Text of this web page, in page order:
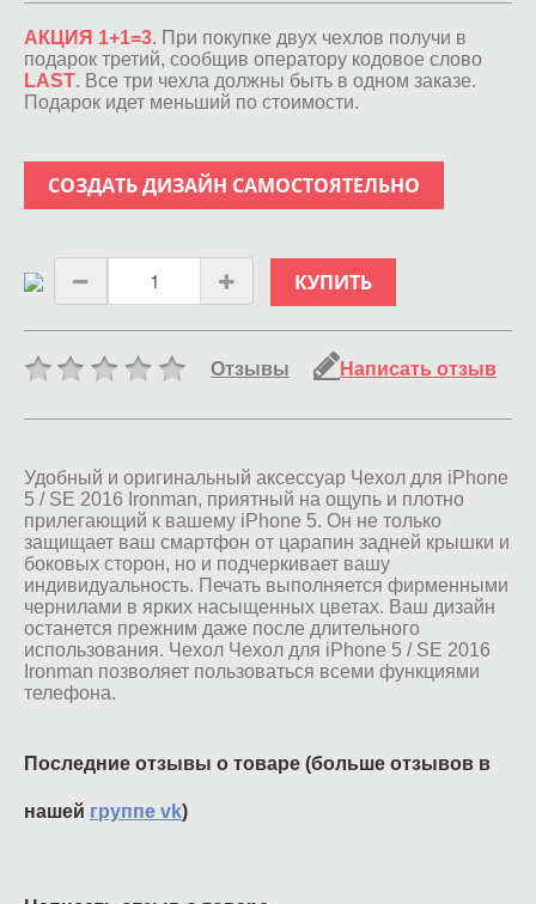
АКЦИЯ 1+1=3. При покупке двух чехлов получи в
подарок третий, сообщив оператору кодовое слово
LAST. Все три чехла должны быть в одном заказе.
Подарок идет меньший по стоимости.
СОЗДАТЬ ДИЗАЙН САМОСТОЯТЕЛЬНО
КУПИТЬ
Отзывы Написать отзыв
Удобный и оригинальный аксессуар Чехол для iPhone
5 / SE 2016 Ironman, приятный на ощупь и плотно
прилегающий к вашему iPhone 5. Он не только
защищает ваш смартфон от царапин задней крышки и
боковых сторон, но и подчеркивает вашу
индивидуальность. Печать выполняется фирменными
чернилами в ярких насыщенных цветах. Ваш дизайн
останется прежним даже после длительного
использования. Чехол Чехол для iPhone 5 / SE 2016
Ironman позволяет пользоваться всеми функциями
телефона.
Последние отзывы о товаре (больше отзывов в
нашей группе vk)